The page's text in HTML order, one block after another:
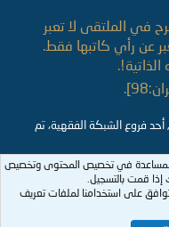
في الملتقى لا تعبر
عن رأي كاتبها فقط.
فروع الشبكة الفقهية، تم
للمساعدة في تخصيص المحتوى وتخصيص
قمت بالتسجيل.
على استخدامنا لملفات تعريف